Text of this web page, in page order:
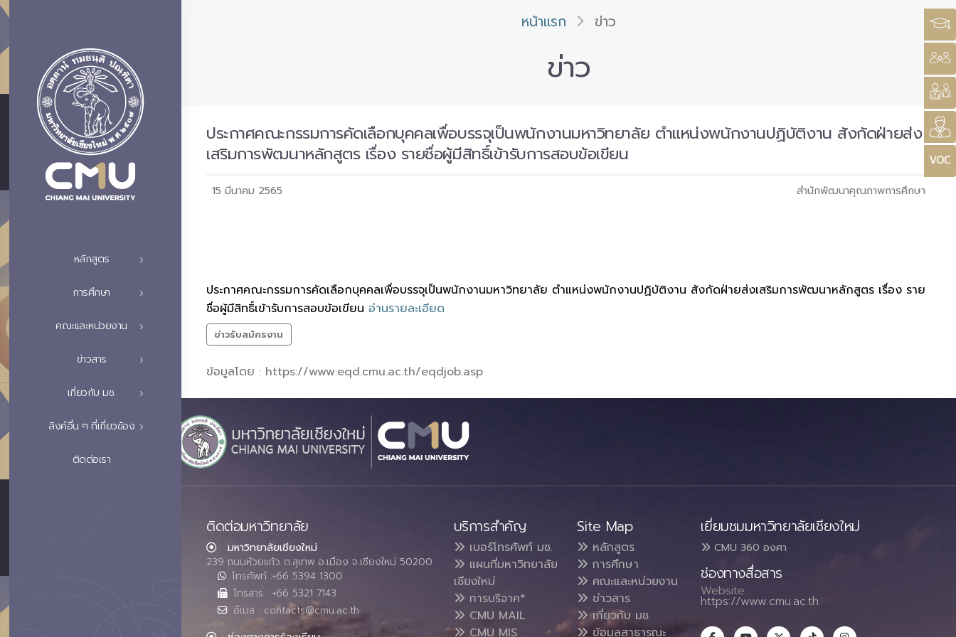
หลักสูตร
การศึกษา
คณะและหน่วยงาน
ข่าวสาร
เกี่ยวกับ มช.
ลิงค์อื่น ๆ ที่เกี่ยวข้อง
ติดต่อเรา
หน้าแรก ข่าว
ข่าว
ประกาศคณะกรรมการคัดเลือกบุคคลเพื่อบรรจุเป็นพนักงานมหาวิทยาลัย ตำแหน่งพนักงานปฏิบัติงาน สังกัดฝ่ายส่ง
เสริมการพัฒนาหลักสูตร เรื่อง รายชื่อผู้มีสิทธิ์เข้ารับการสอบข้อเขียน
15 มีนาคม 2565 สำนักพัฒนาคุณภาพการศึกษา
ประกาศคณะกรรมการคัดเลือกบุคคลเพื่อบรรจุเป็นพนักงานมหาวิทยาลัย ตำแหน่งพนักงานปฏิบัติงาน สังกัดฝ่ายส่งเสริมการพัฒนาหลักสูตร เรื่อง ราย
ชื่อผู้มีสิทธิ์เข้ารับการสอบข้อเขียน อ่านรายละเอียด
ข่าวรับสมัครงาน
ข้อมูลโดย : https://www.eqd.cmu.ac.th/eqdjob.asp
ติดต่อมหาวิทยาลัย
มหาวิทยาลัยเชียงใหม่
239 ถนนห้วยแก้ว ต.สุเทพ อ.เมือง จ.เชียงใหม่ 50200
โทรศัพท์ :+66 5394 1300
โทรสาร : +66 5321 7143
อีเมล : contacts@cmu.ac.th
บริการสำคัญ
เบอร์โทรศัพท์ มช.
แผนที่มหาวิทยาลัย
เชียงใหม่
การบริจาค*
CMU MAIL
CMU MIS
Site Map
หลักสูตร
การศึกษา
คณะและหน่วยงาน
ข่าวสาร
เกี่ยวกับ มช.
ข้อมูลสาธารณะ
เยี่ยมชมมหาวิทยาลัยเชียงใหม่
CMU 360 องศา
ช่องทางสื่อสาร
Website :
https://www.cmu.ac.th